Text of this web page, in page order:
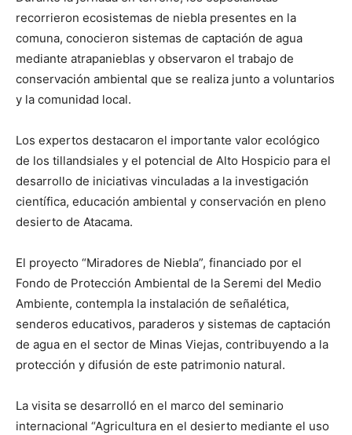
recorrieron ecosistemas de niebla presentes en la
comuna, conocieron sistemas de captación de agua
mediante atrapanieblas y observaron el trabajo de
conservación ambiental que se realiza junto a voluntarios
y la comunidad local.
Los expertos destacaron el importante valor ecológico
de los tillandsiales y el potencial de Alto Hospicio para el
desarrollo de iniciativas vinculadas a la investigación
científica, educación ambiental y conservación en pleno
desierto de Atacama.
El proyecto “Miradores de Niebla”, financiado por el
Fondo de Protección Ambiental de la Seremi del Medio
Ambiente, contempla la instalación de señalética,
senderos educativos, paraderos y sistemas de captación
de agua en el sector de Minas Viejas, contribuyendo a la
protección y difusión de este patrimonio natural.
La visita se desarrolló en el marco del seminario
internacional “Agricultura en el desierto mediante el uso